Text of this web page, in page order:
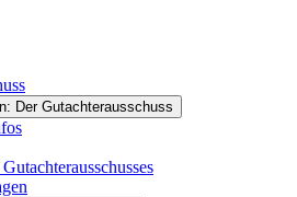
Der Gutachterausschuss